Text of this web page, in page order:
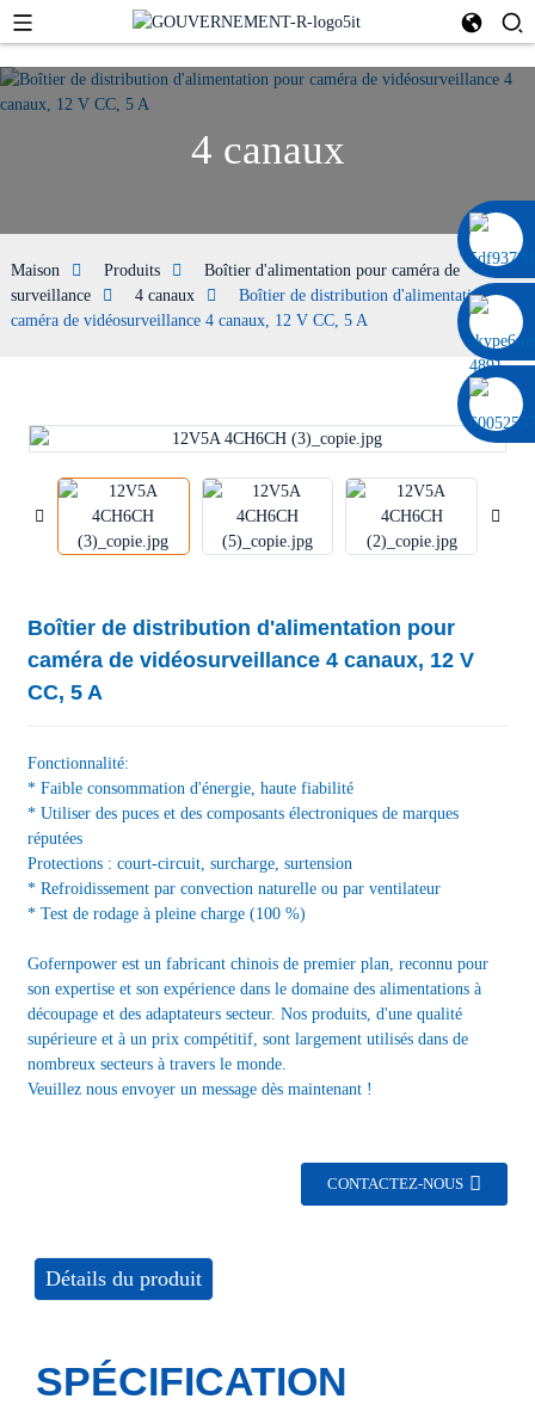
0086 13322920697
4 canaux
Maison Produits
Boîtier d'alimentation pour caméra de
surveillance
4 canaux
Boîtier de distribution d'alimentation pour
caméra de vidéosurveillance 4 canaux, 12 V CC, 5 A
Boîtier de distribution d'alimentation pour
caméra de vidéosurveillance 4 canaux, 12 V
CC, 5 A
Fonctionnalité:
* Faible consommation d'énergie, haute fiabilité
* Utiliser des puces et des composants électroniques de marques
réputées
Protections : court-circuit, surcharge, surtension
* Refroidissement par convection naturelle ou par ventilateur
* Test de rodage à pleine charge (100 %)
Gofernpower est un fabricant chinois de premier plan, reconnu pour
son expertise et son expérience dans le domaine des alimentations à
découpage et des adaptateurs secteur. Nos produits, d'une qualité
supérieure et à un prix compétitif, sont largement utilisés dans de
nombreux secteurs à travers le monde.
Veuillez nous envoyer un message dès maintenant !
CONTACTEZ-NOUS
Détails du produit
SPÉCIFICATION